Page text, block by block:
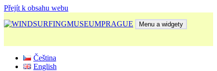
Přejít k obsahu webu
Menu a widgety
Čeština
English